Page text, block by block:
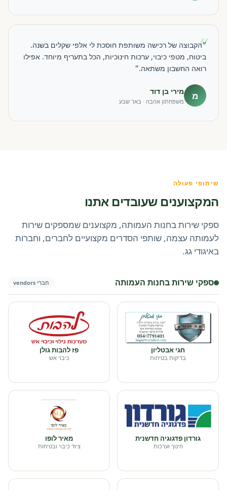
״
״הקבוצה של רכישה משותפת חוסכת לי אלפי שקלים בשנה.
ביטוח, מטפי כיבוי, ערכות חינוכיות, הכל בתעריף מיוחד. אפילו
רואה החשבון משתאה.״
מ מירי בן דוד
משפחתון אהבה · באר שבע
שיתופי פעולה
המקצוענים שעובדים אתנו
ספקי שירות בחנות העמותה, מקצוענים שמספקים שירות
לעמותה עצמה, שותפי הסדרים מקצועיים לחברים, וחברות
באיגודי גג.
ספקי שירות בחנות העמותה חברי vendors
חגי אבטליון
בדיקות בטיחות
פז להבות גולן
כיבוי אש
גורדון פדגוגיה חדשנית
חינוך וערכות
מאיר לופו
ציוד כיבוי ובטיחות